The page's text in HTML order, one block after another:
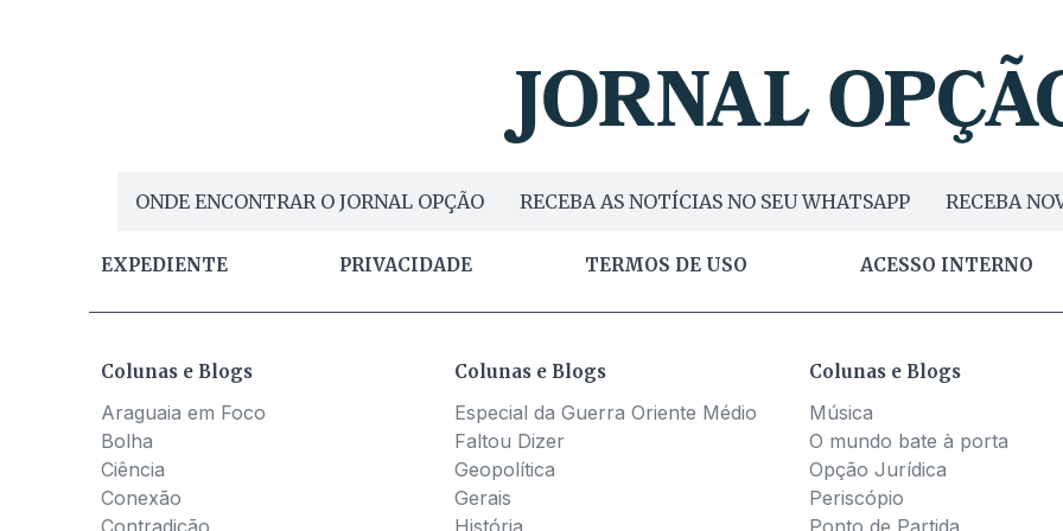
ONDE ENCONTRAR O JORNAL OPÇÃO RECEBA AS NOTÍCIAS NO SEU WHATSAPP RECEBA
EXPEDIENTE PRIVACIDADE TERMOS DE USO ACESSO INTERNO
Colunas e Blogs
Araguaia em Foco
Bolha
Ciência
Conexão
Contradição
Colunas e Blogs
Especial da Guerra Oriente Médio
Faltou Dizer
Geopolítica
Gerais
História
Colunas e Blogs
Música
O mundo bate à porta
Opção Jurídica
Periscópio
Ponto de Partida